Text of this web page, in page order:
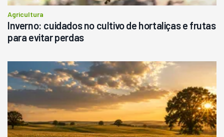
Agricultura
Inverno: cuidados no cultivo de hortaliças e frutas
para evitar perdas